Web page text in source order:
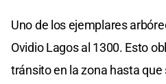
Uno de los ejemplares
Ovidio Lagos al 1300. Esto
tránsito en la zona hasta